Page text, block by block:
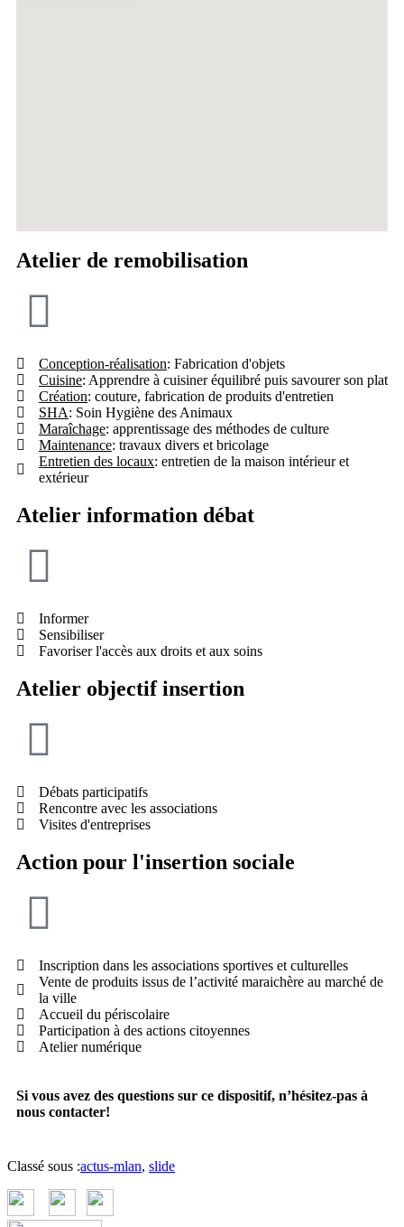
Atelier de remobilisation
Conception-réalisation: Fabrication d'objets
Cuisine: Apprendre à cuisiner équilibré puis savourer son plat
Création: couture, fabrication de produits d'entretien
SHA: Soin Hygiène des Animaux
Maraîchage: apprentissage des méthodes de culture
Maintenance: travaux divers et bricolage
Entretien des locaux: entretien de la maison intérieur et
extérieur
Atelier information débat
Informer
Sensibiliser
Favoriser l'accès aux droits et aux soins
Atelier objectif insertion
Débats participatifs
Rencontre avec les associations
Visites d'entreprises
Action pour l'insertion sociale
Inscription dans les associations sportives et culturelles
Vente de produits issus de l’activité maraichère au marché de
la ville
Accueil du périscolaire
Participation à des actions citoyennes
Atelier numérique
Si vous avez des questions sur ce dispositif, n’hésitez-pas à
nous contacter!
Classé sous :actus-mlan, slide